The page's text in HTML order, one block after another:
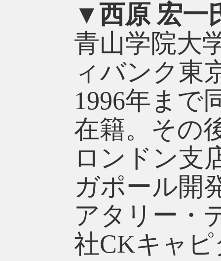
▼西原 宏一
青山学院大
ィバンク東
1996年まで
在籍。その
ロンドン支
ガポール開
アタリー・
社CKキャピ